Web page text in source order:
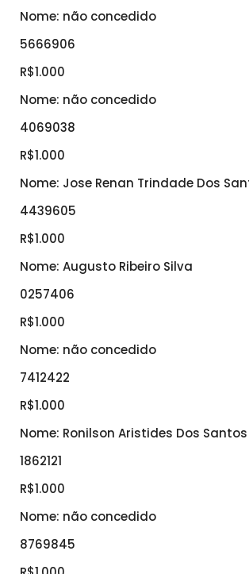
Nome: não concedido
5666906
R$1.000
Nome: não concedido
4069038
R$1.000
Nome: Jose Renan Trindade Dos
4439605
R$1.000
Nome: Augusto Ribeiro Silva
0257406
R$1.000
Nome: não concedido
7412422
R$1.000
Nome: Ronilson Aristides Dos Santos
1862121
R$1.000
Nome: não concedido
8769845